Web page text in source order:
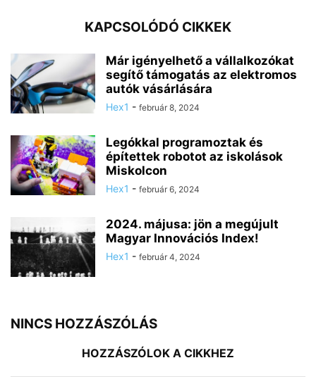
KAPCSOLÓDÓ CIKKEK
Már igényelhető a vállalkozókat
segítő támogatás az elektromos
autók vásárlására
Hex1 - február 8, 2024
Legókkal programoztak és
építettek robotot az iskolások
Miskolcon
Hex1 - február 6, 2024
2024. májusa: jön a megújult
Magyar Innovációs Index!
Hex1 - február 4, 2024
NINCS HOZZÁSZÓLÁS
HOZZÁSZÓLOK A CIKKHEZ